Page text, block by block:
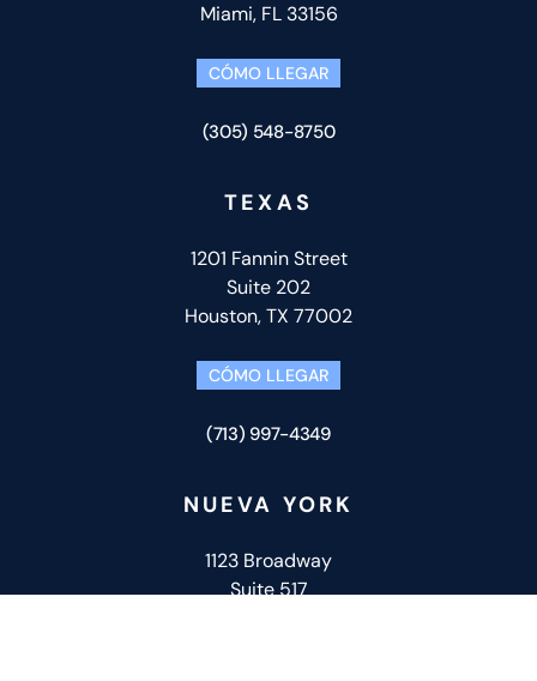
Miami, FL 33156
CÓMO LLEGAR
(305) 548-8750
TEXAS
1201 Fannin Street
Suite 202
Houston, TX 77002
CÓMO LLEGAR
(713) 997-4349
NUEVA YORK
1123 Broadway
Suite 517